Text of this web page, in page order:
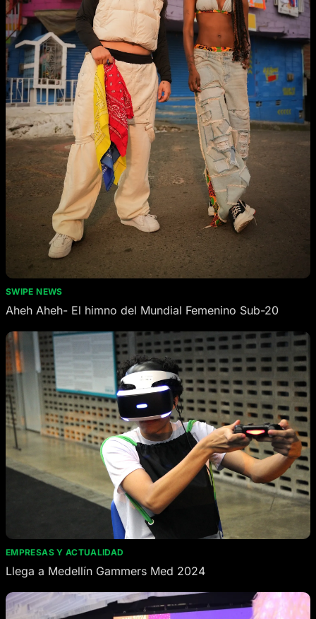
SWIPE NEWS
Aheh Aheh- El himno del Mundial Femenino Sub-20
EMPRESAS Y ACTUALIDAD
Llega a Medellín Gammers Med 2024